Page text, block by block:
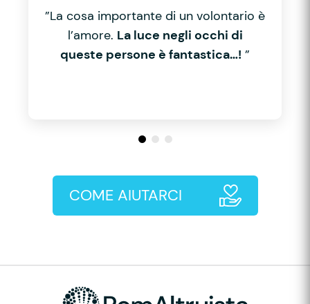
”La cosa importante di un volontario è
l’amore. La luce negli occhi di
queste persone è fantastica…! ”
COME AIUTARCI